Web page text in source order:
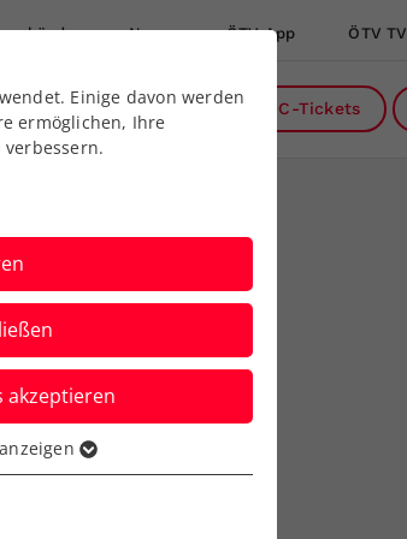
News ÖTV App ÖTV TV
Über uns DC-Tickets
um
Einige davon werden
ermöglichen, Ihre
akzeptieren
Funktionen der
dass die Webseite